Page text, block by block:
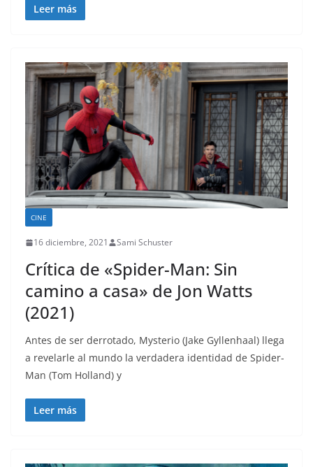
Leer más
CINE
16 diciembre, 2021 Sami Schuster
Crítica de «Spider-Man: Sin
camino a casa» de Jon Watts
(2021)
Antes de ser derrotado, Mysterio (Jake Gyllenhaal) llega
a revelarle al mundo la verdadera identidad de Spider-
Man (Tom Holland) y
Leer más